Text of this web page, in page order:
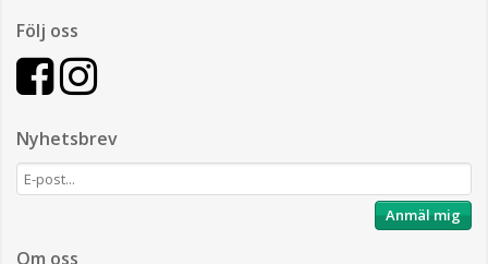
Följ oss
Nyhetsbrev
Anmäl mig
Om oss